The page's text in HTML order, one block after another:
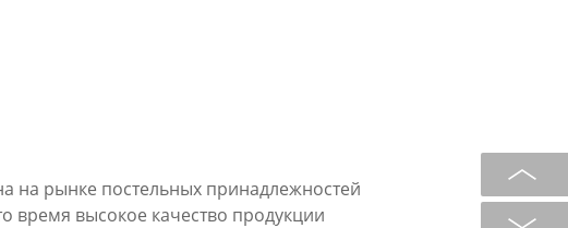
на рынке постельных принадлежностей
время высокое качество продукции